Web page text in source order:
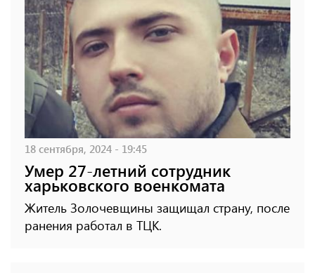
18 сентября, 2024 - 19:45
Умер 27-летний сотрудник
харьковского военкомата
Житель Золочевщины защищал страну, после
ранения работал в ТЦК.